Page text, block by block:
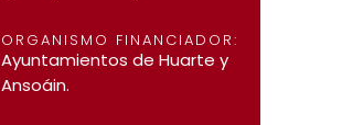
ORGANISMO FINANCIADOR:
Ayuntamientos de Huarte y
Ansoáin.